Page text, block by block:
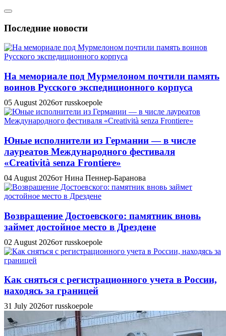
Последние новости
На мемориале под Мурмелоном почтили память
воинов Русского экспедиционного корпуса
05 August 2026от russkoepole
Юные исполнители из Германии — в числе
лауреатов Международного фестиваля
«Creatività senza Frontiere»
04 August 2026от Нина Пеннер-Баранова
Возвращение Достоевского: памятник вновь
займет достойное место в Дрездене
02 August 2026от russkoepole
Как сняться с регистрационного учета в России,
находясь за границей
31 July 2026от russkoepole